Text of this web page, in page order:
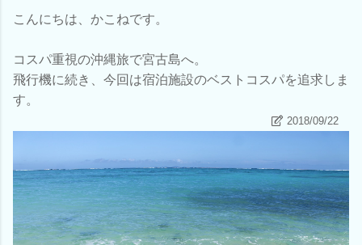
こんにちは、かこねです。
コスパ重視の沖縄旅で宮古島へ。
飛行機に続き、今回は宿泊施設のベストコスパを追求しま
す。
2018/09/22